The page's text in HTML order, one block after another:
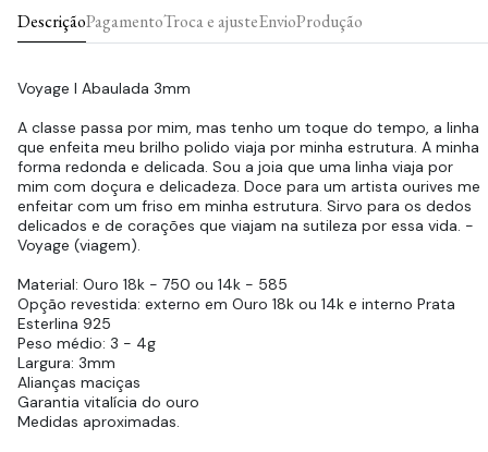
DescriçãoPagamentoTroca e ajusteEnvioProdução
Voyage I Abaulada 3mm
A classe passa por mim, mas tenho um toque do tempo, a linha
que enfeita meu brilho polido viaja por minha estrutura. A minha
forma redonda e delicada. Sou a joia que uma linha viaja por
mim com doçura e delicadeza. Doce para um artista ourives me
enfeitar com um friso em minha estrutura. Sirvo para os dedos
delicados e de corações que viajam na sutileza por essa vida. -
Voyage (viagem).
Material: Ouro 18k - 750 ou 14k - 585
Opção revestida: externo em Ouro 18k ou 14k e interno Prata
Esterlina 925
Peso médio: 3 - 4g
Largura: 3mm
Alianças maciças
Garantia vitalícia do ouro
Medidas aproximadas.